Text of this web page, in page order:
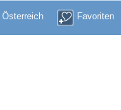
Favoriten